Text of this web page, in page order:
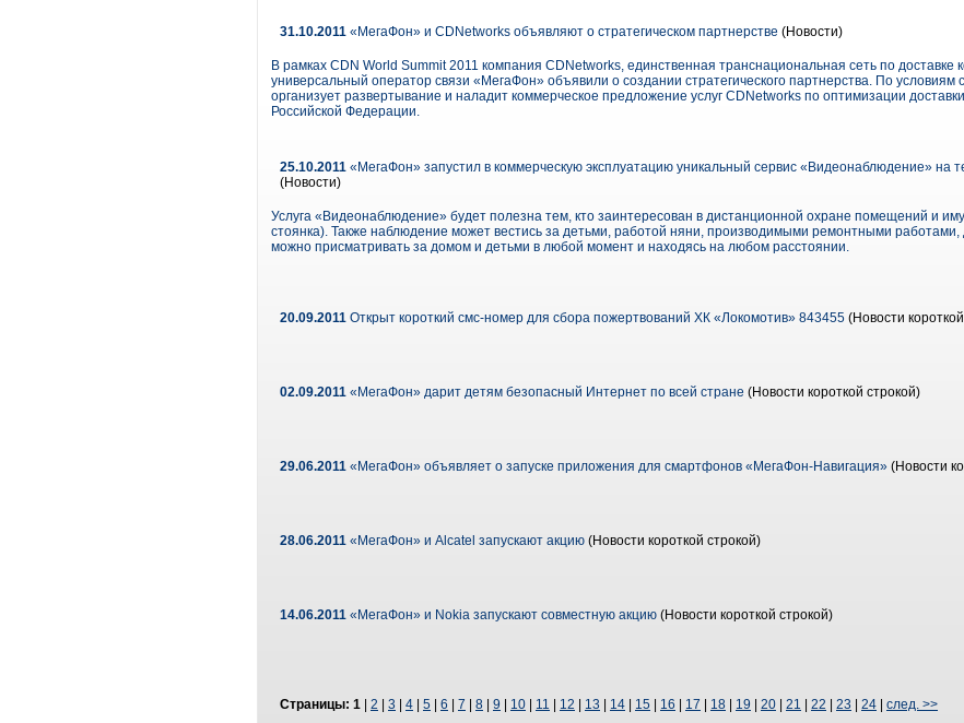
31.10.2011 «МегаФон» и CDNetworks объявляют о стратегическом партнерстве (Новости)
В рамках CDN World Summit 2011 компания CDNetworks, единственная транснациональная сеть по доставке
универсальный оператор связи «МегаФон» объявили о создании стратегического партнерства. По
организует развертывание и наладит коммерческое предложение услуг CDNetworks по оптимизации
Российской Федерации.
25.10.2011 «МегаФон» запустил в коммерческую эксплуатацию уникальный сервис «Видеонаблюдение» на
(Новости)
Услуга «Видеонаблюдение» будет полезна тем, кто заинтересован в дистанционной охране помещений и
стоянка). Также наблюдение может вестись за детьми, работой няни, производимыми ремонтными
можно присматривать за домом и детьми в любой момент и находясь на любом расстоянии.
20.09.2011 Открыт короткий смс-номер для сбора пожертвований ХК «Локомотив» 843455 (Новости
02.09.2011 «МегаФон» дарит детям безопасный Интернет по всей стране (Новости короткой строкой)
29.06.2011 «МегаФон» объявляет о запуске приложения для смартфонов «МегаФон-Навигация» (Новости
28.06.2011 «МегаФон» и Alcatel запускают акцию (Новости короткой строкой)
14.06.2011 «МегаФон» и Nokia запускают совместную акцию (Новости короткой строкой)
Страницы: 1 2 3 4 5 6 7 8 9 10 11 12 13 14 15 16 17 18 19 20 21 22 23 24 след. >>